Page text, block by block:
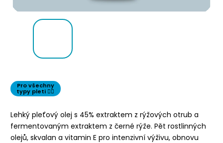
Pro všechny
typy pleti 👌🏻
Lehký pleťový olej s 45% extraktem z rýžových otrub a
fermentovaným extraktem z černé rýže. Pět rostlinných
olejů, skvalan a vitamin E pro intenzivní výživu, obnovu